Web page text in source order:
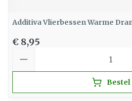
Additiva Vlierbessen Warme
€ 8,95
Bestel